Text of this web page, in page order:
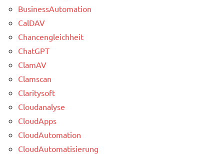
BusinessAutomation
CalDAV
Chancengleichheit
ChatGPT
ClamAV
Clamscan
Claritysoft
Cloudanalyse
CloudApps
CloudAutomation
CloudAutomatisierung